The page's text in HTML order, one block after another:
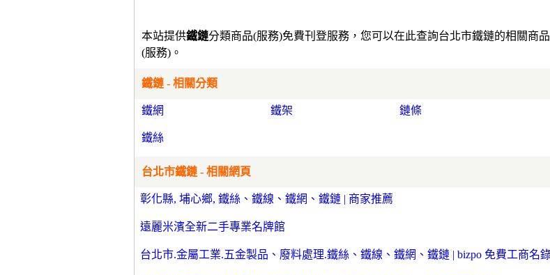
本站提供鐵鏈分類商品(服務)免費刊登服務，您可以在此查詢台北市鐵鏈的相關商品
(服務)。
鐵鏈 - 相關分類
鐵網 鐵架 鏈條
鐵絲
台北市鐵鏈 - 相關網頁
彰化縣, 埔心鄉, 鐵絲、鐵線、鐵網、鐵鏈 | 商家推薦
遠麗米濱全新二手專業名牌館
台北市.金屬工業.五金製品、廢料處理.鐵絲、鐵線、鐵網、鐵鏈 | bizpo 免費工商名